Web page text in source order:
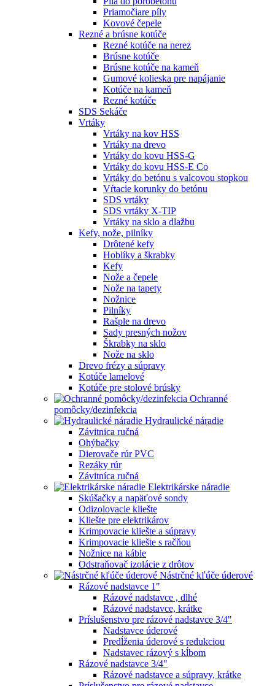
Priamočiare píly
Kovové čepele
Rezné a brúsne kotúče
Rezné kotúče na nerez
Brúsne kotúče
Brúsne kotúče na kameň
Gumové kolieska pre napájanie
Kotúče na kameň
Rezné kotúče
SDS Sekáče
Vrtáky
Vrtáky na kov HSS
Vrtáky na drevo
Vrtáky do kovu HSS-G
Vrtáky do kovu HSS-E Co
Vrtáky do betónu s valcovou stopkou
Vŕtacie korunky do betónu
SDS vrtáky
SDS vrtáky X-TIP
Vrtáky na sklo a dlažbu
Kefy, nože, pilníky
Drôtené kefy
Hoblíky a škrabky
Kefy
Nože a čepele
Nože na tapety
Nožnice
Pilníky
Rašple na drevo
Sady presných nožov
Škrabky na sklo
Nože na sklo
Drevo frézy a súpravy
Kotúče lamelové
Kotúče pre stolové brúsky
Ochranné
pomôcky/dezinfekcia
Hydraulické náradie
Závitnica ručná
Ohýbačky
Dierovače rúr PVC
Rezáky rúr
Závitníca ručná
Elektrikárske náradie
Skúšačky a napäťové sondy
Odizolovacie kliešte
Kliešte pre elektrikárov
Krimpovacie kliešte a súpravy
Krimpovacie kliešte s račňou
Nožnice na káble
Odstraňovač izolácie z drôtov
Nástrčné kľúče úderové
Rázové nadstavce 1"
Rázové nadstavce , dlhé
Rázové nadstavce, krátke
Príslušenstvo pre rázové nadstavce 3/4"
Nadstavce úderové
Predĺženia úderové s redukciou
Nadstavec rázový s kĺbom
Rázové nadstavce 3/4"
Rázové nadstavce a súpravy, krátke